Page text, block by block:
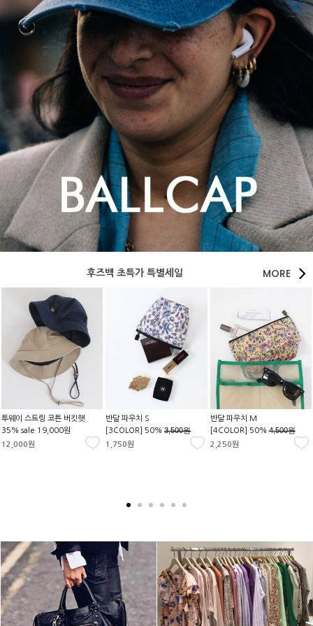
후즈백 초특가 특별세일 MORE
투웨이 스트링 코튼 버킷햇
35% sale 19,000원
12,000원
반달 파우치 S
[3COLOR] 50%3,500원
1,750원
반달 파우치 M
[4COLOR] 50%4,500원
2,250원